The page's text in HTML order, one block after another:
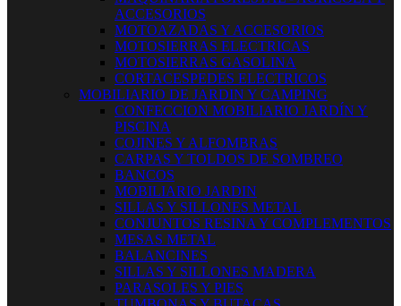
ACCESORIOS
MOTOAZADAS Y ACCESORIOS
MOTOSIERRAS ELECTRICAS
MOTOSIERRAS GASOLINA
CORTACESPEDES ELECTRICOS
MOBILIARIO DE JARDIN Y CAMPING
CONFECCION MOBILIARIO JARDÍN Y
PISCINA
COJINES Y ALFOMBRAS
CARPAS Y TOLDOS DE SOMBREO
BANCOS
MOBILIARIO JARDIN
SILLAS Y SILLONES METAL
CONJUNTOS RESINA Y COMPLEMENTOS
MESAS METAL
BALANCINES
SILLAS Y SILLONES MADERA
PARASOLES Y PIES